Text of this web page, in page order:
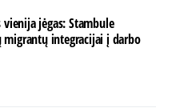
vienija jėgas: Stambule
integracijai į darbo